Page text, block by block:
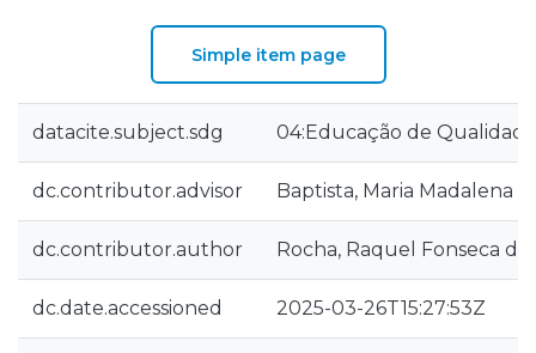
Simple item page
datacite.subject.sdg 04:Educação de Qualidade
dc.contributor.advisor Baptista, Maria Madalena
dc.contributor.author Rocha, Raquel Fonseca da
dc.date.accessioned 2025-03-26T15:27:53Z